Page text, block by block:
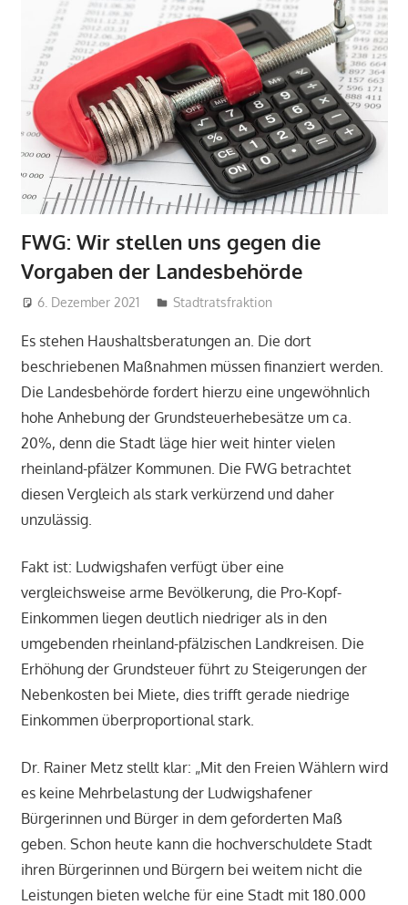
FWG: Wir stellen uns gegen die
Vorgaben der Landesbehörde
6. Dezember 2021 admin
Stadtratsfraktion
Es stehen Haushaltsberatungen an. Die dort
beschriebenen Maßnahmen müssen finanziert werden.
Die Landesbehörde fordert hierzu eine ungewöhnlich
hohe Anhebung der Grundsteuerhebesätze um ca.
20%, denn die Stadt läge hier weit hinter vielen
rheinland-pfälzer Kommunen. Die FWG betrachtet
diesen Vergleich als stark verkürzend und daher
unzulässig.
Fakt ist: Ludwigshafen verfügt über eine
vergleichsweise arme Bevölkerung, die Pro-Kopf-
Einkommen liegen deutlich niedriger als in den
umgebenden rheinland-pfälzischen Landkreisen. Die
Erhöhung der Grundsteuer führt zu Steigerungen der
Nebenkosten bei Miete, dies trifft gerade niedrige
Einkommen überproportional stark.
Dr. Rainer Metz stellt klar: „Mit den Freien Wählern wird
es keine Mehrbelastung der Ludwigshafener
Bürgerinnen und Bürger in dem geforderten Maß
geben. Schon heute kann die hochverschuldete Stadt
ihren Bürgerinnen und Bürgern bei weitem nicht die
Leistungen bieten welche für eine Stadt mit 180.000